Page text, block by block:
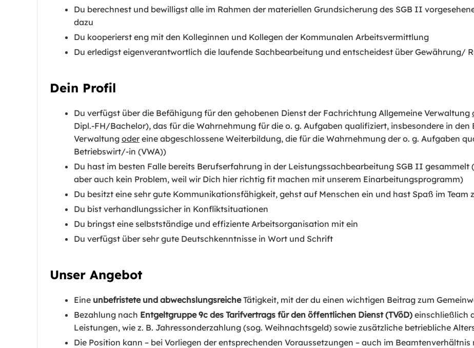
Du berechnest und bewilligst alle im Rahmen der materiellen Grundsicherung des SGB II
dazu
Du kooperierst eng mit den Kolleginnen und Kollegen der Kommunalen Arbeitsvermittlung
Du erledigst eigenverantwortlich die laufende Sachbearbeitung und entscheidest über Gewährung/
Dein Profil
Du verfügst über die Befähigung für den gehobenen Dienst der Fachrichtung Allgemeine Verwaltung
Dipl.-FH/Bachelor), das für die Wahrnehmung für die o. g. Aufgaben qualifiziert, insbesondere in den
Verwaltung oder eine abgeschlossene Weiterbildung, die für die Wahrnehmung der o. g. Aufgaben
Betriebswirt/-in (VWA))
Du hast im besten Falle bereits Berufserfahrung in der Leistungssachbearbeitung SGB II
aber auch kein Problem, weil wir Dich hier richtig fit machen mit unserem Einarbeitungsprogramm)
Du besitzt eine sehr gute Kommunikationsfähigkeit, gehst auf Menschen ein und hast Spaß im Team
Du bist verhandlungssicher in Konfliktsituationen
Du bringst eine selbstständige und effiziente Arbeitsorganisation mit ein
Du verfügst über sehr gute Deutschkenntnisse in Wort und Schrift
Unser Angebot
Eine unbefristete und abwechslungsreicheTätigkeit, mit der du einen wichtigen Beitrag zum
Bezahlung nach Entgeltgruppe 9c des Tarifvertrags für den öffentlichen Dienst (TVöD) einschließlich
Leistungen, wie z. B. Jahressonderzahlung (sog. Weihnachtsgeld) sowie zusätzliche betriebliche
Die Position kann – bei Vorliegen der entsprechenden Voraussetzungen – auch im Beamtenverhältnis